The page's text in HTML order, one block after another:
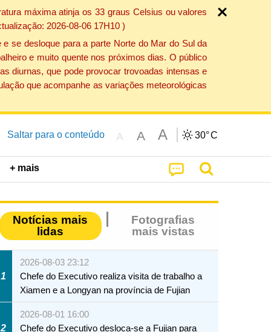
máxima atinja os 33 graus Celsius ou valores
2026-08-06 17H10 )
se desloque para a parte Norte do Mar do Sul da
e muito quente nos próximos dias. O público
diurnas, que pode provocar trovoadas intensas e
que acompanhe as variações meteorológicas
Saltar para o conteúdo A A A 30°C
+ mais
Notícias mais
lidas
Fotografias
mais vistas
1
2026-08-03 23:12
Chefe do Executivo realiza visita de trabalho a
Xiamen e a Longyan na província de Fujian
2
2026-08-01 16:00
Chefe do Executivo desloca-se a Fujian para